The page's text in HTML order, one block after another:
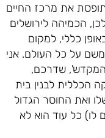
את מרכז החיים
הכמיהה לירושלים
כללי, למקום
על כל העולם. אני
המקדש', שדרכם,
הכללית לבנין בית
ואת החוסר הגדול
לו) כל עוד הוא לא